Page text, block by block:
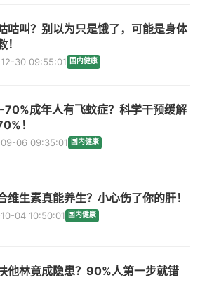
咕叫？别以为只是饿了，可能是身体
！
30 09:55:01 国内健康
成年人有飞蚊症？科学干预缓解
！
06 09:35:01 国内健康
维生素真能养生？小心伤了你的肝！
04 10:50:01 国内健康
他林竟成隐患？90%人第一步就错